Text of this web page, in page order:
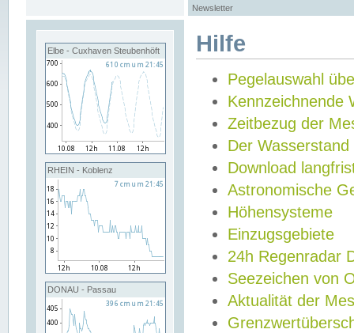
Newsletter
Elbe - Cuxhaven Steubenhöft
RHEIN - Koblenz
DONAU - Passau
Hilfe
Pegelauswahl
Kennzeichnende
Zeitbezug der
Der Wasserstand
Download
Astronomische
Höhensysteme
Einzugsgebiete
24h Regenradar
Seezeichen von
Aktualität der